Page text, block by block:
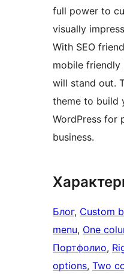
full power to
visually
With SEO
mobile
will stand out.
theme to build
WordPress for
business.
Блог, Custom
menu, One
Портфолио,
options, Two